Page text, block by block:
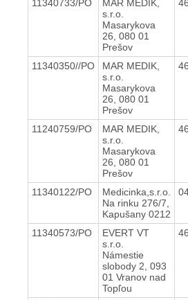
11340733/PO
MAR MEDIK,
s.r.o.
Masarykova
26, 080 01
Prešov
11340350//PO
MAR MEDIK,
s.r.o.
Masarykova
26, 080 01
Prešov
11240759/PO
MAR MEDIK,
s.r.o.
Masarykova
26, 080 01
Prešov
11340122/PO
Medicinka,s.r.o.
Na rinku 276/7,
Kapušany 0212
11340573/PO
EVERT VT
s.r.o.
Námestie
slobody 2, 093
01 Vranov nad
Topľou